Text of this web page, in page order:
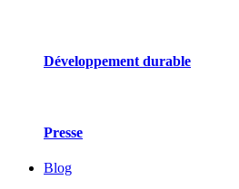
Développement durable
Presse
Blog